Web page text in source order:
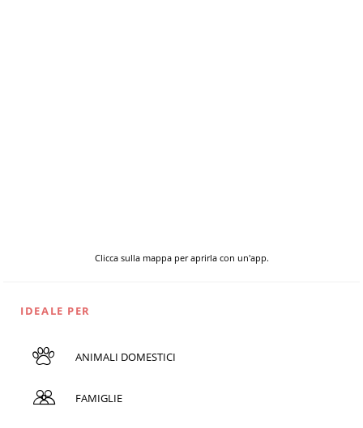
Clicca sulla mappa per aprirla con un'app.
IDEALE PER
ANIMALI DOMESTICI
FAMIGLIE